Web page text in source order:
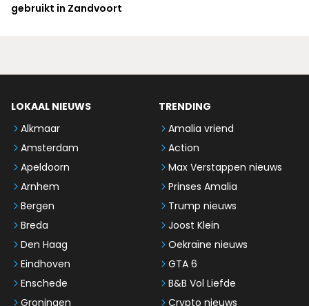
gebruikt in Zandvoort
LOKAAL NIEUWS
Alkmaar
Amsterdam
Apeldoorn
Arnhem
Bergen
Breda
Den Haag
Eindhoven
Enschede
Groningen
TRENDING
Amalia vriend
Action
Max Verstappen nieuws
Prinses Amalia
Trump nieuws
Joost Klein
Oekraïne nieuws
GTA 6
B&B Vol Liefde
Crypto nieuws